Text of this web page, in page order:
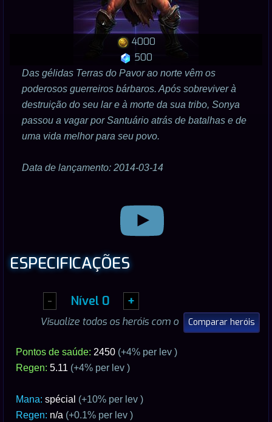
4000
500
Das gélidas Terras do Pavor ao norte vêm os
poderosos guerreiros bárbaros. Após sobreviver à
destruição do seu lar e à morte da sua tribo, Sonya
passou a vagar por Santuário atrás de batalhas e de
uma vida melhor para seu povo.
Data de lançamento: 2014-03-14
ESPECIFICAÇÕES
- Nível 0 +
Visualize todos os heróis com o Comparar heróis
Pontos de saúde: 2450 (+4% per lev )
Regen: 5.11 (+4% per lev )
Mana: spécial (+10% per lev )
Regen: n/a (+0.1% per lev )